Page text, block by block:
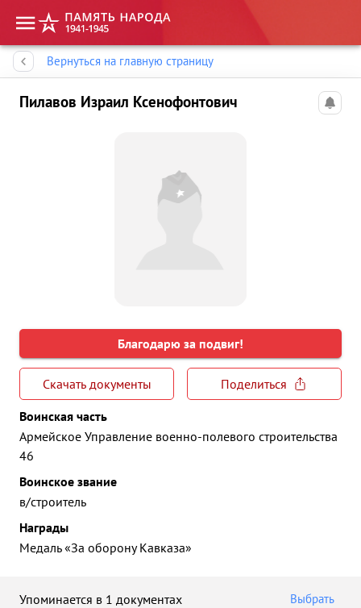
Вернуться на главную страницу
Пилавов Израил Ксенофонтович
Благодарю за подвиг!
Скачать документы
Поделиться
Воинская часть
Армейское Управление военно-полевого строительства
46
Воинское звание
в/строитель
Награды
Медаль «За оборону Кавказа»
Упоминается в 1 документах Выбрать
Память народа